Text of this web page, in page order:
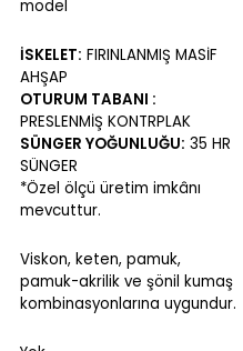
model
İSKELET: FIRINLANMIŞ MASİF
AHŞAP
OTURUM TABANI :
PRESLENMİŞ KONTRPLAK
SÜNGER YOĞUNLUĞU: 35 HR
SÜNGER
*Özel ölçü üretim imkânı
mevcuttur.
Viskon, keten, pamuk,
pamuk-akrilik ve şönil kumaş
kombinasyonlarına uygundur.